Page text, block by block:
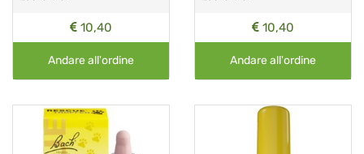
10,40
Andare all'ordine
10,40
Andare all'ordine